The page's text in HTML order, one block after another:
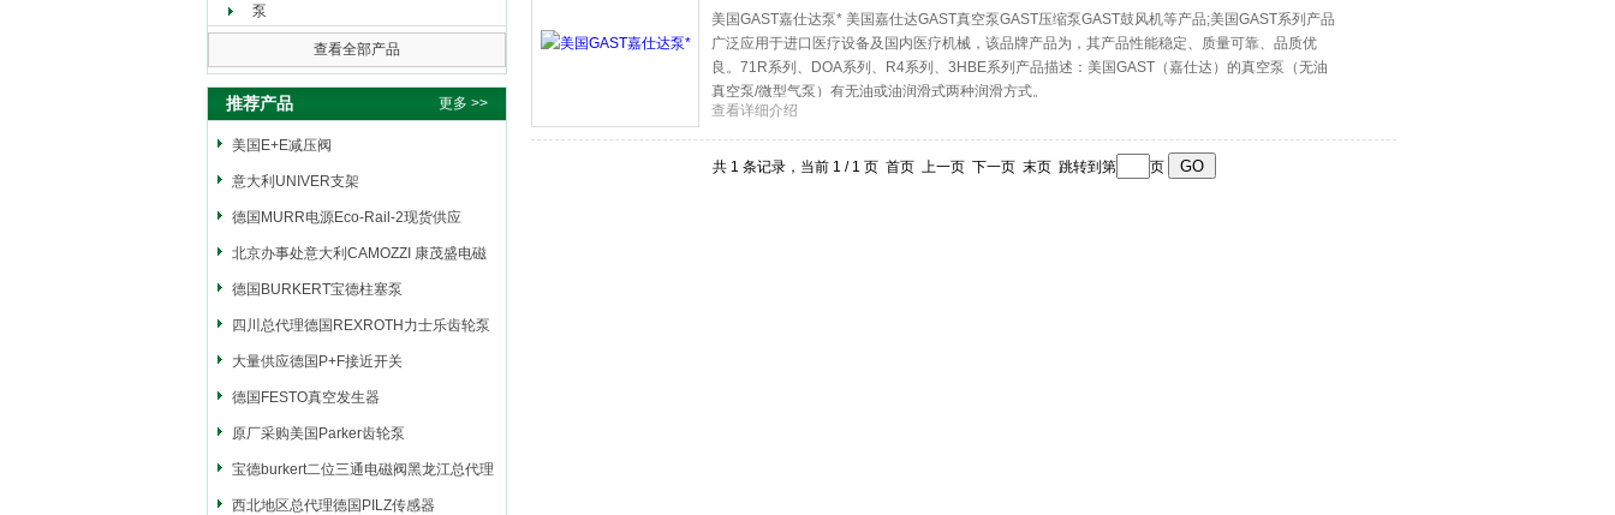
上海申思特自动化设备有限公司
泵
查看全部产品
推荐产品 更多 >>
美国E+E减压阀
意大利UNIVER支架
德国MURR电源Eco-Rail-2现货供应
北京办事处意大利CAMOZZI 康茂盛电磁
阀
德国BURKERT宝德柱塞泵
四川总代理德国REXROTH力士乐齿轮泵
大量供应德国P+F接近开关
德国FESTO真空发生器
原厂采购美国Parker齿轮泵
宝德burkert二位三通电磁阀黑龙江总代理
西北地区总代理德国PILZ传感器
美国GAST嘉仕达泵* 美国嘉仕达GAST真空泵GAST压缩泵GAST鼓风机等产品;美国GAST系列产品
广泛应用于进口医疗设备及国内医疗机械，该品牌产品为，其产品性能稳定、质量可靠、品质优
良。71R系列、DOA系列、R4系列、3HBE系列产品描述：美国GAST（嘉仕达）的真空泵（无油
真空泵/微型气泵）有无油或油润滑式两种润滑方式。
查看详细介绍
共 1 条记录，当前 1 / 1 页 首页 上一页 下一页 末页 跳转到第 页